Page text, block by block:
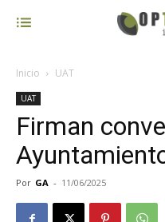
Inicio UAT
UAT
Firman
Por GA - 11/06/2025